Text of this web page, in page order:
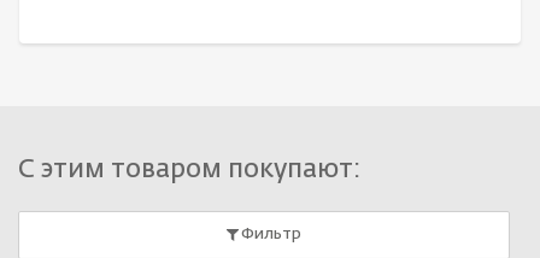
С этим товаром покупают:
Фильтр